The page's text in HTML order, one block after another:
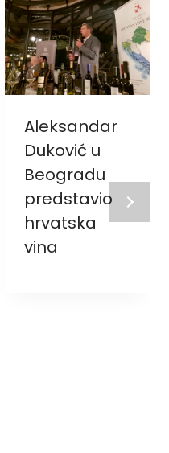
Aleksandar
Duković u
Beogradu
predstavio
hrvatska
vina